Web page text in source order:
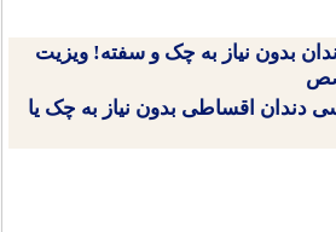
بدون نیاز به چک و سفته! ویزیت
دندان اقساطی بدون نیاز به چک یا